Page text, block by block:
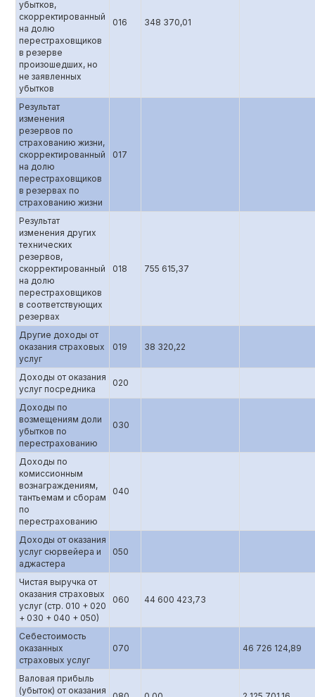
убытков,
скорректированный
на долю
перестраховщиков
в резерве
произошедших, но
не заявленных
убытков
016 348 370,01
Результат
изменения
резервов по
страхованию жизни,
скорректированный
на долю
перестраховщиков
в резервах по
страхованию жизни
017
Результат
изменения других
технических
резервов,
скорректированный
на долю
перестраховщиков
в соответствующих
резервах
018 755 615,37
Другие доходы от
оказания страховых
услуг
019 38 320,22
Доходы от оказания
услуг посредника
020
Доходы по
возмещениям доли
убытков по
перестрахованию
030
Доходы по
комиссионным
вознаграждениям,
тантьемам и сборам
по
перестрахованию
040
Доходы от оказания
услуг сюрвейера и
аджастера
050
Чистая выручка от
оказания страховых
услуг (стр. 010 + 020
+ 030 + 040 + 050)
060 44 600 423,73
Себестоимость
оказанных
страховых услуг
070 46 726 124,89
Валовая прибыль
(убыток) от оказания